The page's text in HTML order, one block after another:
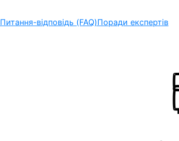
Питання-відповідь (FAQ)Поради експертів